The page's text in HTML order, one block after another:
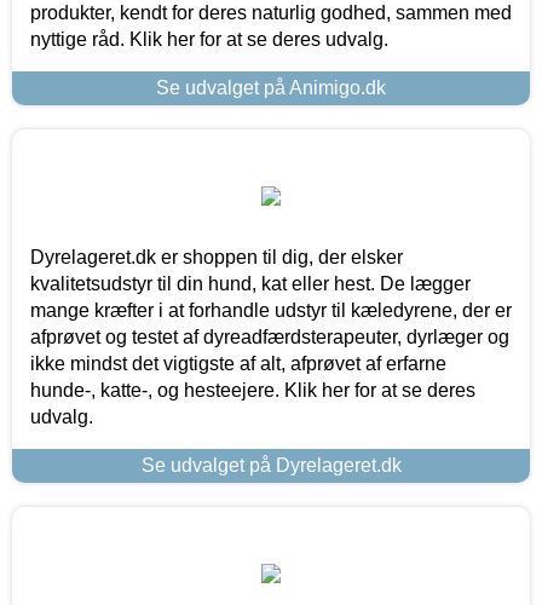
produkter, kendt for deres naturlig godhed, sammen med
nyttige råd. Klik her for at se deres udvalg.
Se udvalget på Animigo.dk
Dyrelageret.dk er shoppen til dig, der elsker
kvalitetsudstyr til din hund, kat eller hest. De lægger
mange kræfter i at forhandle udstyr til kæledyrene, der er
afprøvet og testet af dyreadfærdsterapeuter, dyrlæger og
ikke mindst det vigtigste af alt, afprøvet af erfarne
hunde-, katte-, og hesteejere. Klik her for at se deres
udvalg.
Se udvalget på Dyrelageret.dk